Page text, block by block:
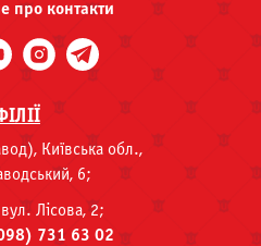
про контакти
Київська обл.,
6;
вул. Лісова, 2;
731 63 02